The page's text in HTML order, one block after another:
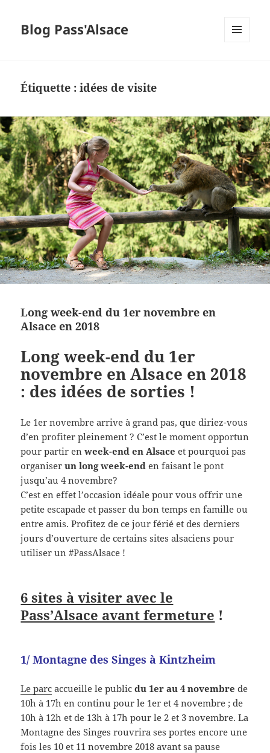
Blog Pass'Alsace
Étiquette :idées de visite
Long week-end du 1er novembre en
Alsace en 2018
Long week-end du 1er
novembre en Alsace en 2018
: des idées de sorties !
Le 1er novembre arrive à grand pas, que diriez-vous
d’en profiter pleinement ? C’est le moment opportun
pour partir enweek-end en Alsace et pourquoi pas
organiserun long week-end en faisant le pont
jusqu’au 4 novembre?
C’est en effet l’occasion idéale pour vous offrir une
petite escapade et passer du bon temps en famille ou
entre amis. Profitez de ce jour férié et des derniers
jours d’ouverture de certains sites alsaciens pour
utiliser un #PassAlsace !
6 sites à visiter avec le
Pass’Alsace avant fermeture !
1/ Montagne des Singes à Kintzheim
Le parc accueille le publicdu 1er au 4 novembre de
10h à 17h en continu pour le 1er et 4 novembre ; de
10h à 12h et de 13h à 17h pour le 2 et 3 novembre. La
Montagne des Singes rouvrira ses portes encore une
fois les 10 et 11 novembre 2018 avant sa pause